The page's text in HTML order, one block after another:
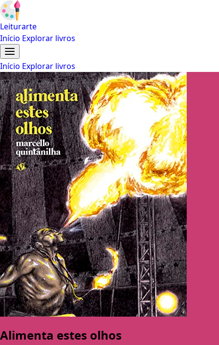
Leiturarte
Início Explorar livros
Início Explorar livros
Alimenta estes olhos